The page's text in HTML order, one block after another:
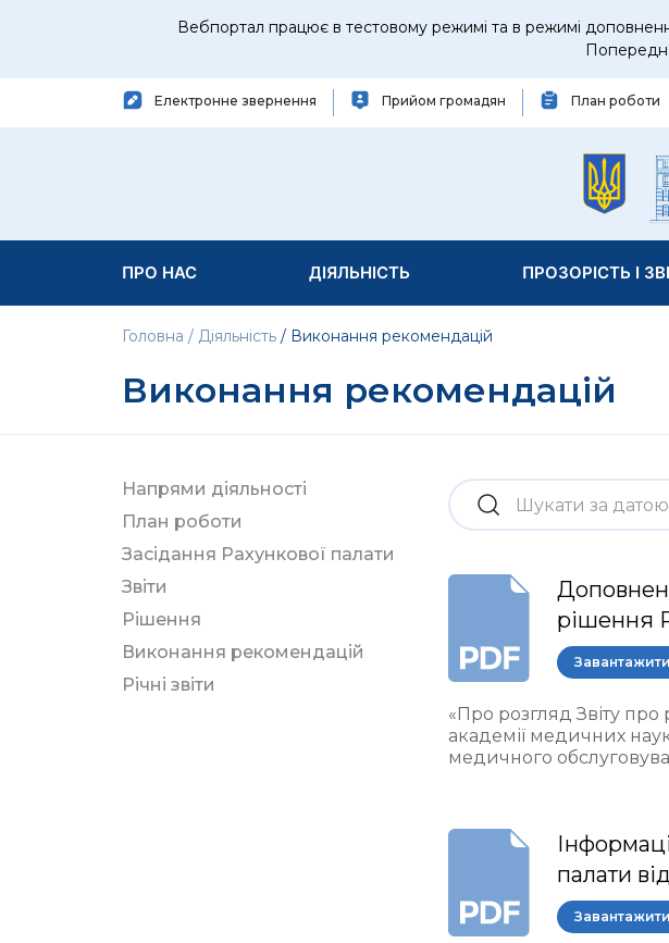
Вебпортал працює в тестовому режимі та в режимі
Електронне звернення Прийом громадян План роботи
ПРО НАС ДІЯЛЬНІСТЬ ПРОЗОРІСТЬ І
Головна Діяльність Виконання рекомендацій
Виконання рекомендацій
Напрями діяльності
План роботи
Засідання Рахункової палати
Звіти
Рішення
Виконання рекомендацій
Річні звіти
рішення
Завантажити
«Про розгляд Звіту про
академії медичних
медичного
палати
Завантажити